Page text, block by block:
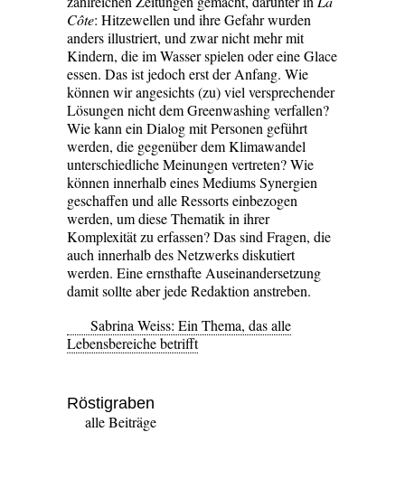
Côte: Hitzewellen und ihre Gefahr wurden
anders illustriert, und zwar nicht mehr mit
Kindern, die im Wasser spielen oder eine Glace
essen. Das ist jedoch erst der Anfang. Wie
können wir angesichts (zu) viel versprechender
Lösungen nicht dem Greenwashing verfallen?
Wie kann ein Dialog mit Personen geführt
werden, die gegenüber dem Klimawandel
unterschiedliche Meinungen vertreten? Wie
können innerhalb eines Mediums Synergien
geschaffen und alle Ressorts einbezogen
werden, um diese Thematik in ihrer
Komplexität zu erfassen? Das sind Fragen, die
auch innerhalb des Netzwerks diskutiert
werden. Eine ernsthafte Auseinandersetzung
damit sollte aber jede Redaktion anstreben.
Sabrina Weiss: Ein Thema, das alle
Lebensbereiche betrifft
Röstigraben
alle Beiträge